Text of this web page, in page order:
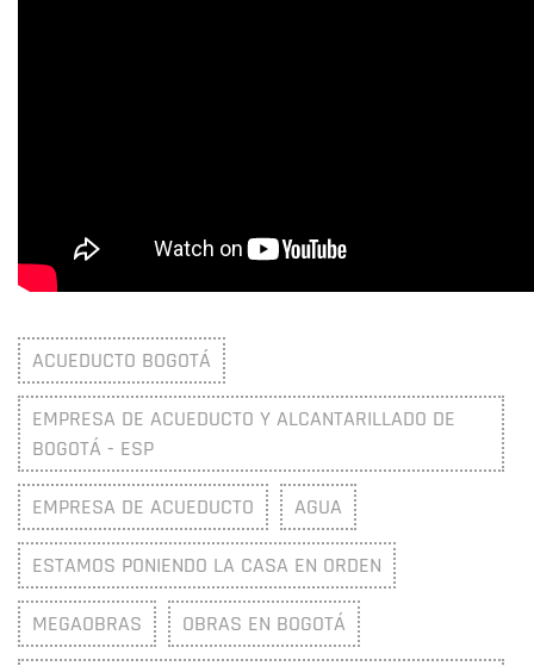
ACUEDUCTO BOGOTÁ
EMPRESA DE ACUEDUCTO Y ALCANTARILLADO DE
BOGOTÁ - ESP
EMPRESA DE ACUEDUCTO AGUA
ESTAMOS PONIENDO LA CASA EN ORDEN
MEGAOBRAS OBRAS EN BOGOTÁ